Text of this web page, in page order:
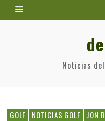
Noticias
GOLF NOTICIAS GOLF JON